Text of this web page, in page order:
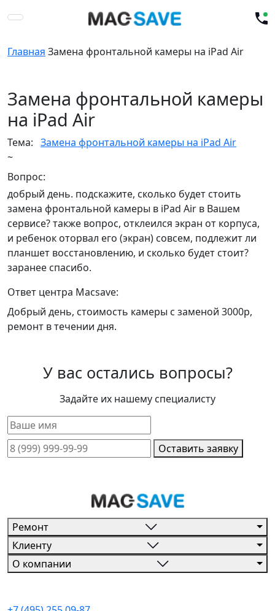
Главная Замена фронтальной камеры на iPad Air
Замена фронтальной камеры
на iPad Air
Тема: Замена фронтальной камеры на iPad Air
~
Вопрос:
добрый день. подскажите, сколько будет стоить
замена фронтальной камеры в iPad Air в Вашем
сервисе? также вопрос, отклеился экран от корпуса,
и ребенок оторвал его (экран) совсем, подлежит ли
планшет восстановлению, и сколько будет стоит?
заранее спасибо.
Ответ центра Macsave:
Добрый день, стоимость камеры с заменой 3000р,
ремонт в течении дня.
У вас остались вопросы?
Задайте их нашему специалисту
Оставить заявку
Ремонт
Клиенту
О компании